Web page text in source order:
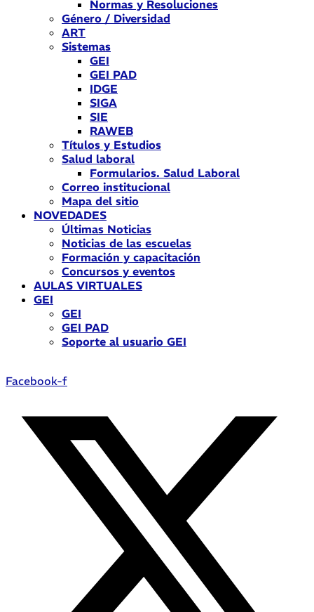
Normas y Resoluciones
Género / Diversidad
ART
Sistemas
GEI
GEI PAD
IDGE
SIGA
SIE
RAWEB
Títulos y Estudios
Salud laboral
Formularios. Salud Laboral
Correo institucional
Mapa del sitio
NOVEDADES
Últimas Noticias
Noticias de las escuelas
Formación y capacitación
Concursos y eventos
AULAS VIRTUALES
GEI
GEI
GEI PAD
Soporte al usuario GEI
Facebook-f